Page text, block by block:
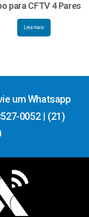
para CFTV 4 Pares
Leia mais
um Whatsapp
0052 | (21)